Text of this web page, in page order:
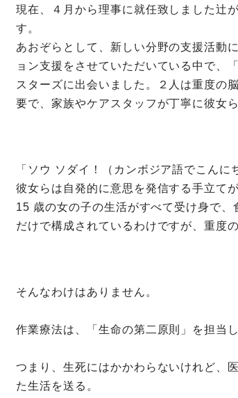
現在、４月から理事に就任致しました辻
す。
あおぞらとして、新しい分野の支援活動
ョン支援をさせていただいている中で、
スターズに出会いました。２人は重度の
要で、家族やケアスタッフが丁寧に彼女
「ソウ ソダイ！（カンボジア語でこん
彼女らは自発的に意思を発信する手立て
15 歳の女の子の生活がすべて受け身で
だけで構成されているわけですが、重度
そんなわけはありません。
作業療法は、「生命の第二原則」を担当し
つまり、生死にはかかわらないけれど、
た生活を送る。